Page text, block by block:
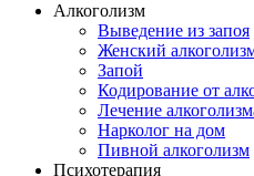
Алкоголизм
Выведение из запоя
Женский
Запой
Кодирование от
Лечение
Нарколог на дом
Пивной алкоголизм
Психотерапия